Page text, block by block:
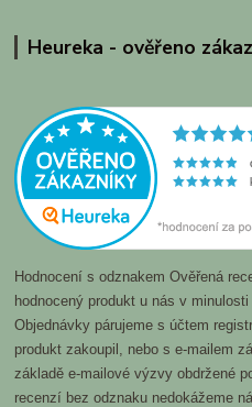
Heureka - ověřeno
Hodnocení s odznakem Ověřená
hodnocený produkt u nás v
Objednávky párujeme s účtem
produkt zakoupil, nebo s e-mailem
základě e-mailové výzvy obdržené
recenzí bez odznaku nedokážeme